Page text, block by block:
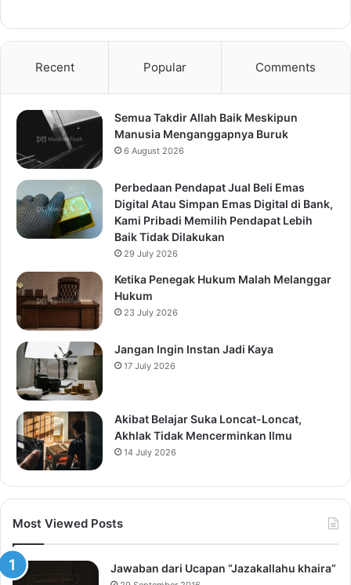
Recent Popular Comments
Semua Takdir Allah Baik Meskipun
Manusia Menganggapnya Buruk
6 August 2026
Perbedaan Pendapat Jual Beli Emas
Digital Atau Simpan Emas Digital di Bank,
Kami Pribadi Memilih Pendapat Lebih
Baik Tidak Dilakukan
29 July 2026
Ketika Penegak Hukum Malah Melanggar
Hukum
23 July 2026
Jangan Ingin Instan Jadi Kaya
17 July 2026
Akibat Belajar Suka Loncat-Loncat,
Akhlak Tidak Mencerminkan Ilmu
14 July 2026
Most Viewed Posts
Jawaban dari Ucapan “Jazakallahu khaira”